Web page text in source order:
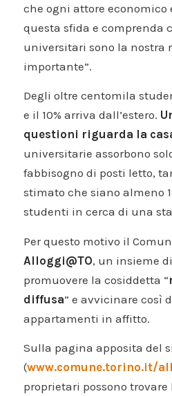
che ogni attore economico
questa sfida e comprenda
universitari sono la nostra
importante”.
Degli oltre centomila
e il 10% arriva dall’estero.
questioni riguarda la
universitarie assorbono
fabbisogno di posti letto,
stimato che siano almeno
studenti in cerca di una
Per questo motivo il
Alloggi@TO, un insieme
promuovere la cosiddetta “
diffusa” e avvicinare così
appartamenti in affitto.
Sulla pagina apposita del
(www.comune.torino.it/
proprietari possono